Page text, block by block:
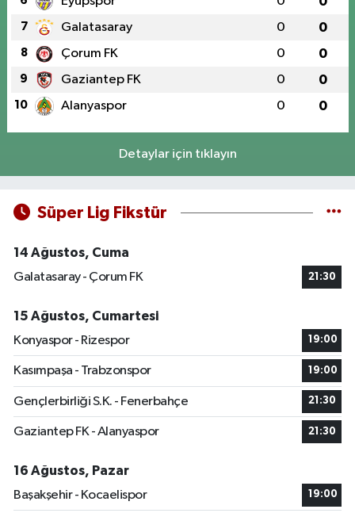
7 Galatasaray 0 0
8 Çorum FK 0 0
9 Gaziantep FK 0 0
10 Alanyaspor 0 0
Detaylar için tıklayın
Süper Lig Fikstür
14 Ağustos, Cuma
Galatasaray - Çorum FK
21:30
15 Ağustos, Cumartesi
Konyaspor - Rizespor
19:00
Kasımpaşa - Trabzonspor 19:00
Gençlerbirliği S.K. - Fenerbahçe 21:30
Gaziantep FK - Alanyaspor 21:30
16 Ağustos, Pazar
Başakşehir - Kocaelispor
19:00